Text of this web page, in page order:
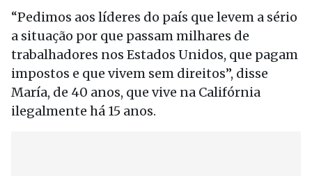
“Pedimos aos líderes do país que levem a sério
a situação por que passam milhares de
trabalhadores nos Estados Unidos, que pagam
impostos e que vivem sem direitos”, disse
María, de 40 anos, que vive na Califórnia
ilegalmente há 15 anos.